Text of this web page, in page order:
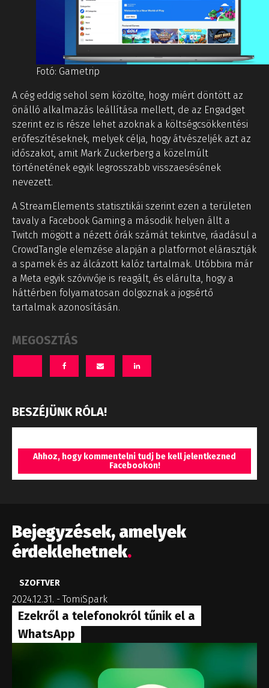
Fotó: Gametrip
A cég eddig sehol sem közölte, hogy miért döntött az
önálló alkalmazás leállítása mellett, de az Engadget
szerint ez is része lehet azoknak a költségcsökkentési
erőfeszítéseknek, melyek célja, hogy átvészeljék azt az
időszakot, amit Mark Zuckerberg a közelmúlt
történetének egyik legrosszabb visszaesésének
nevezett.
A StreamElements statisztikái szerint ezen a területen
tavaly a Facebook Gaming a második helyen állt a
Twitch mögött a nézett órák számát tekintve, ráadásul a
CrowdTangle elemzése alapján a platformot elárasztják
a spamek és az álcázott kalóz tartalmak. Utóbbira már
a Meta egyik szóvivője is reagált, és elárulta, hogy a
háttérben folyamatosan dolgoznak a jogsértő
tartalmak azonosításán.
MEGOSZTÁS
BESZÉJÜNK RÓLA!
Ahhoz, hogy kommentelni tudj be kell jelentkezned
Facebookon!
Bejegyzések, amelyek
érdeklehetnek.
SZOFTVER
2024.12.31. -TomiSpark
Ezekről a telefonokról tűnik el a
WhatsApp